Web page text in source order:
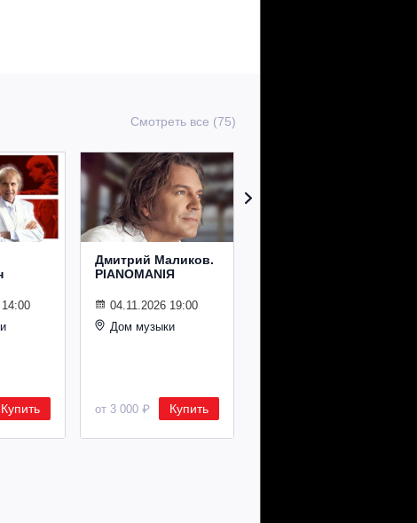
Смотреть все (75)
Купить
Дмитрий Маликов.
PIANOMANIЯ
04.11.2026 19:00
Дом музыки
от 3 000 ₽ Купить